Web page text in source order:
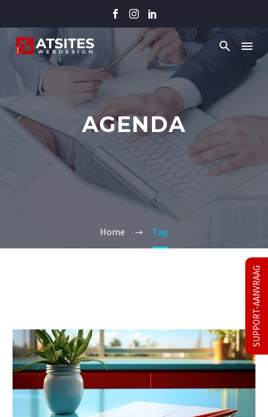
AGENDA
Home Tag
SUPPORT-AANVRAAG